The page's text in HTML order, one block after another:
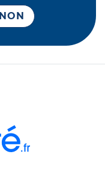
NON